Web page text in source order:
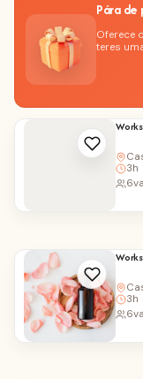
Pára de
Oferece
teres
3h
6
3h
6